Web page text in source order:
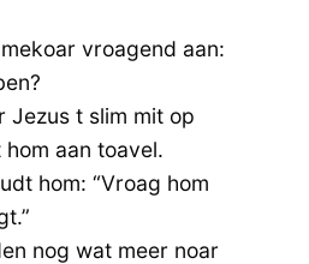
vroagend aan:
Jezus t slim mit op
aan toavel.
hom: “Vroag hom
nog wat meer noar